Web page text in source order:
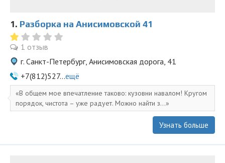
1. Разборка на Анисимовской 41
1 отзыв
г. Санкт-Петербург, Анисимовская дорога, 41
+7(812)527...ещё
В общем мое впечатление таково: кузовни навалом! Кругом
порядок, чистота – уже радует. Можно найти з...
Узнать больше